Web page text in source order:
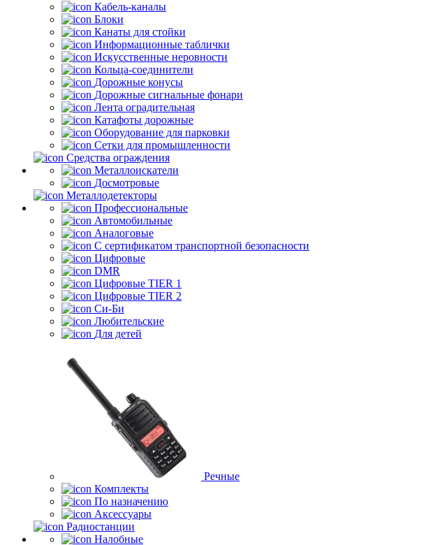
Кабель-каналы
Блоки
Канаты для стойки
Информационные таблички
Искусственные неровности
Кольца-соединители
Дорожные конусы
Дорожные сигнальные фонари
Лента оградительная
Катафоты дорожные
Оборудование для парковки
Сетки для промышленности
Средства ограждения
Металлоискатели
Досмотровые
Металлодетекторы
Профессиональные
Автомобильные
Аналоговые
С сертификатом транспортной безопасности
Цифровые
DMR
Цифровые TIER 1
Цифровые TIER 2
Си-Би
Любительские
Для детей
Речные
Комплекты
По назначению
Аксессуары
Радиостанции
Налобные